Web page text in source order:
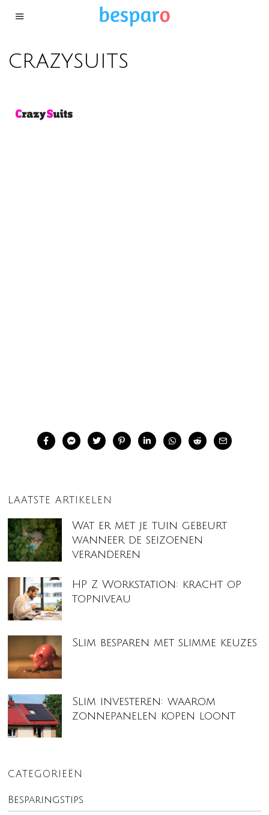
crazysuits
LAATSTE ARTIKELEN
Wat er met je tuin gebeurt
wanneer de seizoenen
veranderen
HP Z Workstation: kracht op
topniveau
Slim besparen met slimme keuzes
Slim investeren: waarom
zonnepanelen kopen loont
CATEGORIEËN
Besparingstips